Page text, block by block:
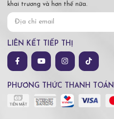
khai trương và hơn thế nữa.
LIÊN KẾT TIẾP THỊ
PHƯƠNG THỨC THANH TOÁN